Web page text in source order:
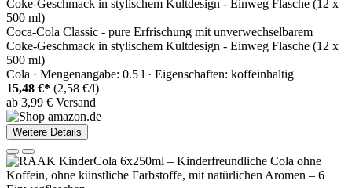
Coca-Cola Classic - pure Erfrischung mit unverwechselbarem
Coke-Geschmack in stylischem Kultdesign - Einweg Flasche (12 x
500 ml)
Cola · Mengenangabe: 0.5 l · Eigenschaften: koffeinhaltig
15,48 €* (2,58 €/l)
ab 3,99 € Versand
Weitere Details